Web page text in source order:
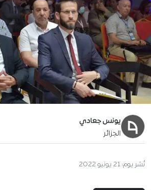
يونس جعادي
الجزائر
نُشر يوم: 21 يونيو 2022